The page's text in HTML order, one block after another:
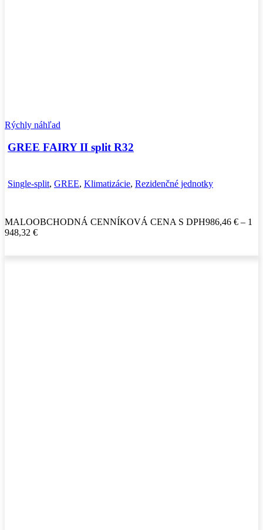
Rýchly náhľad
GREE FAIRY II split R32
Single-split, GREE, Klimatizácie, Rezidenčné jednotky
MALOOBCHODNÁ CENNÍKOVÁ CENA S DPH986,46 € – 1
948,32 €Price